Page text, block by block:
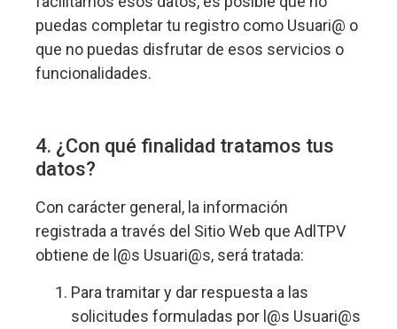
puedas completar tu registro como Usuari@ o
que no puedas disfrutar de esos servicios o
funcionalidades.
4. ¿Con qué finalidad tratamos tus
datos?
Con carácter general, la información
registrada a través del Sitio Web que AdlTPV
obtiene de l@s Usuari@s, será tratada:
Para tramitar y dar respuesta a las
solicitudes formuladas por l@s Usuari@s